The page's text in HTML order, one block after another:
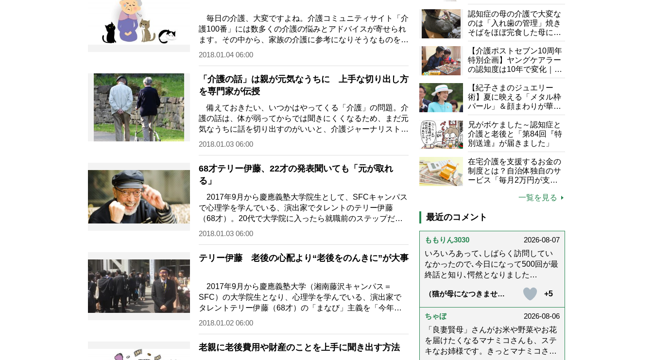
毎日の介護、大変ですよね。介護コミュニティサイト「介
護100番」には数多くの介護の悩みとアドバイスが寄せられ
ます。その中から、家族の介護に参考になりそうなものをご
紹介します。今日は、物忘れがひどいのに…
2018.01.04 06:00
「介護の話」は親が元気なうちに 上手な切り出し方
を専門家が伝授
備えておきたい、いつかはやってくる「介護」の問題。介
護の話は、体が弱ってからでは聞きにくくなるため、まだ元
気なうちに話を切り出すのがいいと、介護ジャーナリスト・
太田差惠子さんは語る。 帰省で実家に…
2018.01.03 06:00
68才テリー伊藤、22才の発表聞いても「元が取れ
る」
2017年9月から慶應義塾大学院生として、SFCキャンパス
で心理学を学んでいる、演出家でタレントのテリー伊藤
（68才）。20代で大学院に入ったら就職前のステップだか
ら学ぶことに心ここに在らずかもしれないが、大…
2018.01.03 06:00
テリー伊藤 老後の心配より“老後をのんきに”が大事
2017年9月から慶應義塾大学（湘南藤沢キャンパス＝
SFC）の大学院生となり、心理学を学んでいる、演出家で
タレントテリー伊藤（68才）の「まなび」主義を「今年は
学び始めようか」と考えることも多い年頭にお送り…
2018.01.02 06:00
老親に老後費用や財産のことを上手に聞き出す方法
意
認知症の母の介護で大変な
のは「入れ歯の管理」焼き
そばをほぼ完食した母に息
子が血の気が引いた理由
【介護ポストセブン10周年
特別企画】ヤングケアラー
の認知度は10年で変化｜流
行語大賞にノミネート、法
律にも明記されたが果たし
て現在は？
【紀子さまのジュエリー
術】夏に映える「メタル枠
パール」＆顔まわりが華や
ぐ「揺れる一粒」の使い分
け方
兄がボケました～認知症と
介護と老後と「第84回『特
別送達』が届きました」
在宅介護を支援するお金の
制度とは？自治体独自のサ
ービス「毎月2万円が支給
一覧を見る
最近のコメント
ももりん3030
2026-08-07
いろいろあって､しばらく訪問してい
なかったので､今日になって500回が最
終話と知り､愕然となりました
ぬらりんさんのホッコリするイラスト
と文章が大好きでした❢❢ 介護では
身内に理解してもらえないもどかしさ
を感じたり､いろいろありましたが､ぬ
らりんさんの文章を読んで心救われた
ことが多々ありました。不定期での近
（猫が母になつきませ
う」【最終話】）
+5
ちゃぼ
2026-08-06
「良妻賢母」さんがお米や野菜やお花
を届けたくなるマナミコさんも、ステ
キなお姉様です。きっとマナミコさん